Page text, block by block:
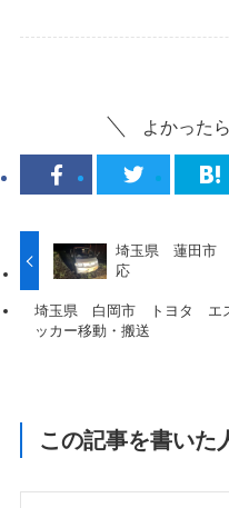
よかった
埼玉県 蓮田市
応
埼玉県 白岡市 トヨタ エ
ッカー移動・搬送
この記事を書いた